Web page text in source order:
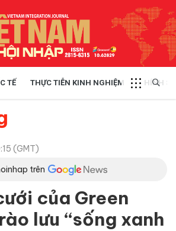
TẾ THỰC TIỄN KINH NGHIỆM CHÍNH
(GMT)
trên
của Green
lưu “sống xanh